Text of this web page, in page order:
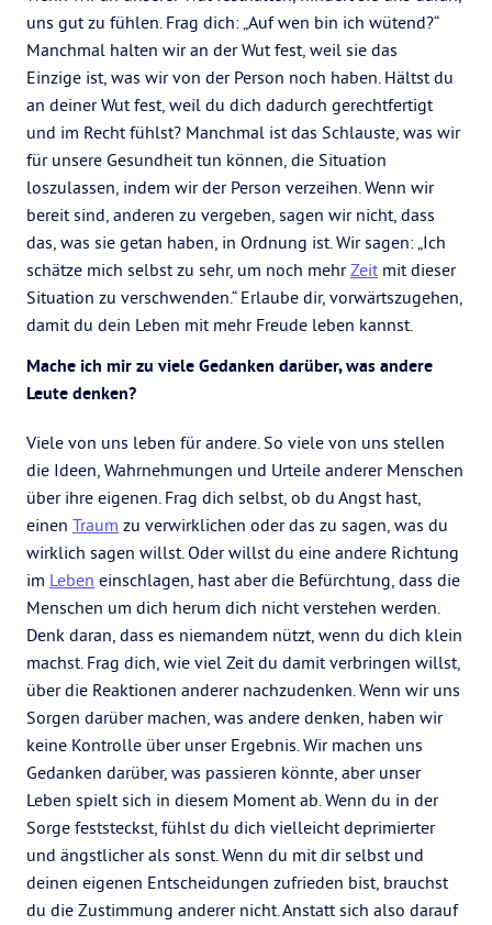
uns gut zu fühlen. Frag dich: „Auf wen bin ich wütend?“
Manchmal halten wir an der Wut fest, weil sie das
Einzige ist, was wir von der Person noch haben. Hältst du
an deiner Wut fest, weil du dich dadurch gerechtfertigt
und im Recht fühlst? Manchmal ist das Schlauste, was wir
für unsere Gesundheit tun können, die Situation
loszulassen, indem wir der Person verzeihen. Wenn wir
bereit sind, anderen zu vergeben, sagen wir nicht, dass
das, was sie getan haben, in Ordnung ist. Wir sagen: „Ich
schätze mich selbst zu sehr, um noch mehrZeit mit dieser
Situation zu verschwenden.“ Erlaube dir, vorwärtszugehen,
damit du dein Leben mit mehr Freude leben kannst.
Mache ich mir zu viele Gedanken darüber, was andere
Leute denken?
Viele von uns leben für andere. So viele von uns stellen
die Ideen, Wahrnehmungen und Urteile anderer Menschen
über ihre eigenen. Frag dich selbst, ob du Angst hast,
einen Traum zu verwirklichen oder das zu sagen, was du
wirklich sagen willst. Oder willst du eine andere Richtung
im Leben einschlagen, hast aber die Befürchtung, dass die
Menschen um dich herum dich nicht verstehen werden.
Denk daran, dass es niemandem nützt, wenn du dich klein
machst. Frag dich, wie viel Zeit du damit verbringen willst,
über die Reaktionen anderer nachzudenken. Wenn wir uns
Sorgen darüber machen, was andere denken, haben wir
keine Kontrolle über unser Ergebnis. Wir machen uns
Gedanken darüber, was passieren könnte, aber unser
Leben spielt sich in diesem Moment ab. Wenn du in der
Sorge feststeckst, fühlst du dich vielleicht deprimierter
und ängstlicher als sonst. Wenn du mit dir selbst und
deinen eigenen Entscheidungen zufrieden bist, brauchst
du die Zustimmung anderer nicht. Anstatt sich also darauf